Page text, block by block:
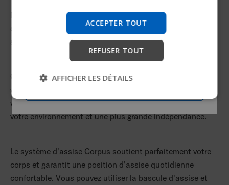
Nous offrons un niveau de stabilité inégalé grâce à la
combinaison de la base motrice, du système de
suspensions et du support d'assise à trois points.
Cette stabilité nous a permis de déplacer l'assise Corpus
vers l'avant, ce qui signifie moins d'encombrement devant
vous, une conduite plus intuitive, un meilleur accès à
votre environnement et une plus grande indépendance.
Le système d'assise Corpus soutient parfaitement votre
corps et garantit une position d'assise quotidienne
confortable. Vous pouvez utiliser la bascule d'assise et
Nous testons un moyen plus rapide d'explorer les
produits, d'obtenir des informations sur l'entreprise et
de trouver une assistance pour les appareils.
ACCEPTER TOUT
REFUSER TOUT
AFFICHER LES DÉTAILS